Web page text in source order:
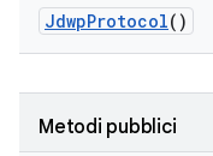
JdwpProtocol()
Metodi pubblici